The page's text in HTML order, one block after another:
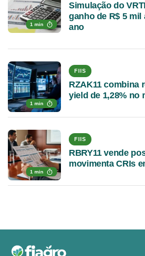
1 min
Simulação do
ganho de R$ 5 mil
ano
1 min
FIIS
RZAK11 combina
yield de 1,28% no
1 min
FIIS
RBRY11 vende
movimenta CRIs